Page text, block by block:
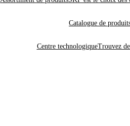
Catalogue de
Centre technologiqueTrouvez